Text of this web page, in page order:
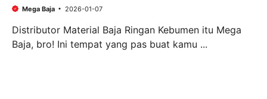
Mega Baja 2026-01-07
Distributor Material Baja Ringan Kebumen itu Mega
Baja, bro! Ini tempat yang pas buat kamu ...